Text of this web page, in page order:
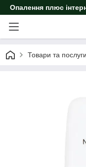
Опалення плюс
Товари та послуги